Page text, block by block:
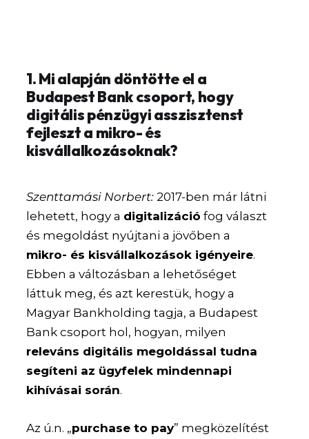
1. Mi alapján döntötte el a
Budapest Bank csoport, hogy
digitális pénzügyi asszisztenst
fejleszt a mikro- és
kisvállalkozásoknak?
Szenttamási Norbert: 2017-ben már látni
lehetett, hogy a digitalizáció fog választ
és megoldást nyújtani a jövőben a
mikro- és kisvállalkozások igényeire.
Ebben a változásban a lehetőséget
láttuk meg, és azt kerestük, hogy a
Magyar Bankholding tagja, a Budapest
Bank csoport hol, hogyan, milyen
releváns digitális megoldással tudna
segíteni az ügyfelek mindennapi
kihívásai során.
Az ú.n. „purchase to pay” megközelítést